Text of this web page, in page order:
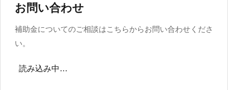
お問い合わせ
補助金についてのご相談はこちらからお問い合わせくださ
い。